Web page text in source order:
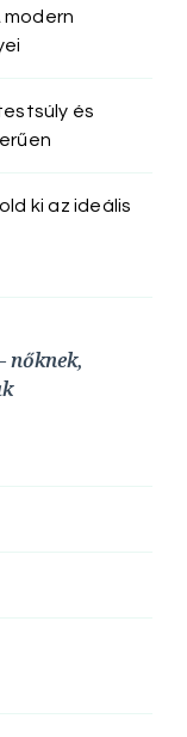
modern
és
ki az ideális
nőknek,